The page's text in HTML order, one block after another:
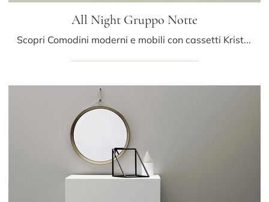
All Night Gruppo Notte
Scopri Comodini moderni e mobili con cassetti Kristalia! Il modello All Night Gruppo Notte costruito in laccato opaco è la soluzione ottimale.